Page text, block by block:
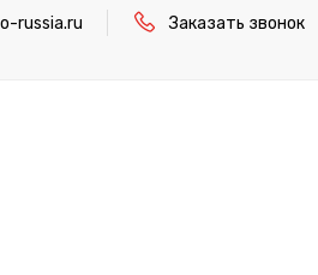
russia.ru Заказать звонок